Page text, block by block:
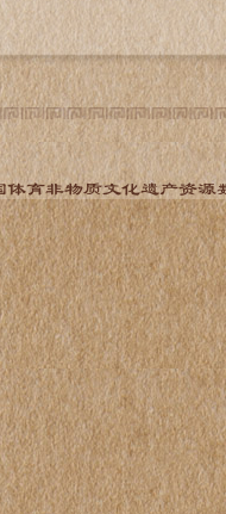
体育非物质文化遗产资